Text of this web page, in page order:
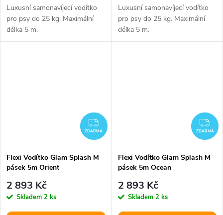
Luxusní samonavíjecí vodítko
pro psy do 25 kg. Maximální
délka 5 m.
Luxusní samonavíjecí vodítko
pro psy do 25 kg. Maximální
délka 5 m.
ZDARMA
ZDARMA
Flexi Vodítko Glam Splash M
pásek 5m Orient
2 893 Kč
Skladem 2 ks
ZDARMA
Flexi Vodítko Glam Splash M
pásek 5m Ocean
2 893 Kč
Skladem 2 ks